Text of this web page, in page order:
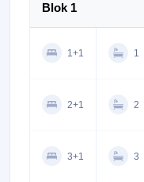
Blok 1
1+1 1
2+1 2
3+1 3